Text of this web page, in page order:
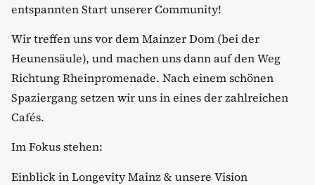
entspannten Start unserer Community!
​Wir treffen uns vor dem Mainzer Dom (bei der
Heunensäule), und machen uns dann auf den Weg
Richtung Rheinpromenade. Nach einem schönen
Spaziergang setzen wir uns in eines der zahlreichen
Cafés.
​Im Fokus stehen:
​Einblick in Longevity Mainz & unsere Vision